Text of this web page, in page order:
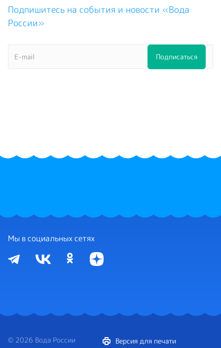
Подпишитесь на события и новости «Вода
России»
Мы в социальных сетях
© 2026 Вода России Версия для печати